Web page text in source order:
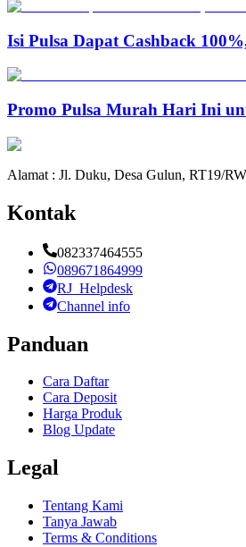
Isi Pulsa Dapat Cashback
Promo Pulsa Murah Hari Ini
Alamat : Jl. Duku, Desa Gulun, RT19/
Kontak
082337464555
089671864999
RJ_Helpdesk
Channel info
Panduan
Cara Daftar
Cara Deposit
Harga Produk
Blog Update
Legal
Tentang Kami
Tanya Jawab
Terms & Conditions